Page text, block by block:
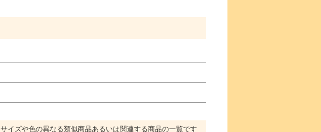
サイズや色の異なる類似商品あるいは関連する商品の一覧です